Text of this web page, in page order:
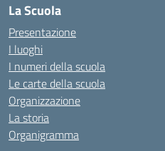
La Scuola
Presentazione
I luoghi
I numeri della scuola
Le carte della scuola
Organizzazione
La storia
Organigramma